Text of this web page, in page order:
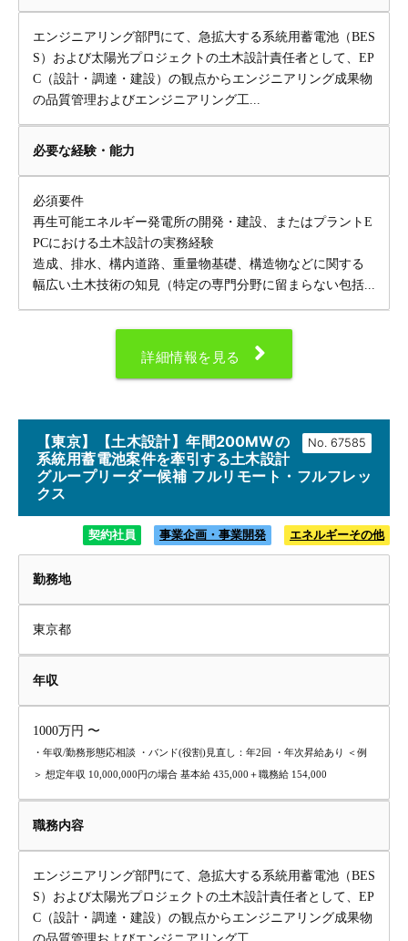
エンジニアリング部門にて、急拡大する系統用蓄電池（BES
S）および太陽光プロジェクトの土木設計責任者として、EP
C（設計・調達・建設）の観点からエンジニアリング成果物
の品質管理およびエンジニアリング工...
必要な経験・能力
必須要件
再生可能エネルギー発電所の開発・建設、またはプラントE
PCにおける土木設計の実務経験
造成、排水、構内道路、重量物基礎、構造物などに関する
幅広い土木技術の知見（特定の専門分野に留まらない包括...
詳細情報を見る
No.
【東京】【土木設計】年間200MWの
系統用蓄電池案件を牽引する土木設計
グループリーダー候補 フルリモート・フルフレッ
クス
契約社員 事業企画・事業開発 エネルギーその他
勤務地
東京都
年収
1000万円 〜
・年収/勤務形態応相談 ・バンド(役割)見直し：年2回 ・年次昇給あり ＜例
＞ 想定年収 10,000,000円の場合 基本給 435,000＋職務給 154,000
職務内容
エンジニアリング部門にて、急拡大する系統用蓄電池（BES
S）および太陽光プロジェクトの土木設計責任者として、EP
C（設計・調達・建設）の観点からエンジニアリング成果物